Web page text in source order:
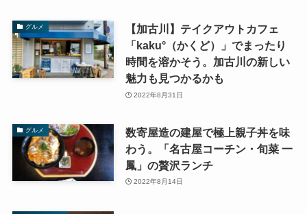
グルメ
【加古川】テイクアウトカフェ
「kaku°（かくど）」でまったり
時間を溶かそう。加古川の新しい
魅力も見つかるかも
2022年8月31日
グルメ
数寄屋造の建屋で極上親子丼を味
わう。「名古屋コーチン・旬菜 一
鳳」の贅沢ランチ
2022年8月14日